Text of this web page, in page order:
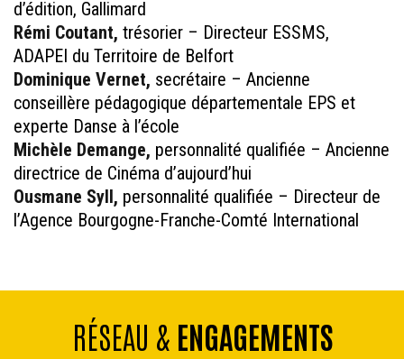
d’édition, Gallimard
Rémi Coutant, trésorier – Directeur ESSMS,
ADAPEI du Territoire de Belfort
Dominique Vernet, secrétaire – Ancienne
conseillère pédagogique départementale EPS et
experte Danse à l’école
Michèle Demange, personnalité qualifiée – Ancienne
directrice de Cinéma d’aujourd’hui
Ousmane Syll, personnalité qualifiée – Directeur de
l’Agence Bourgogne-Franche-Comté International
RÉSEAU & ENGAGEMENTS